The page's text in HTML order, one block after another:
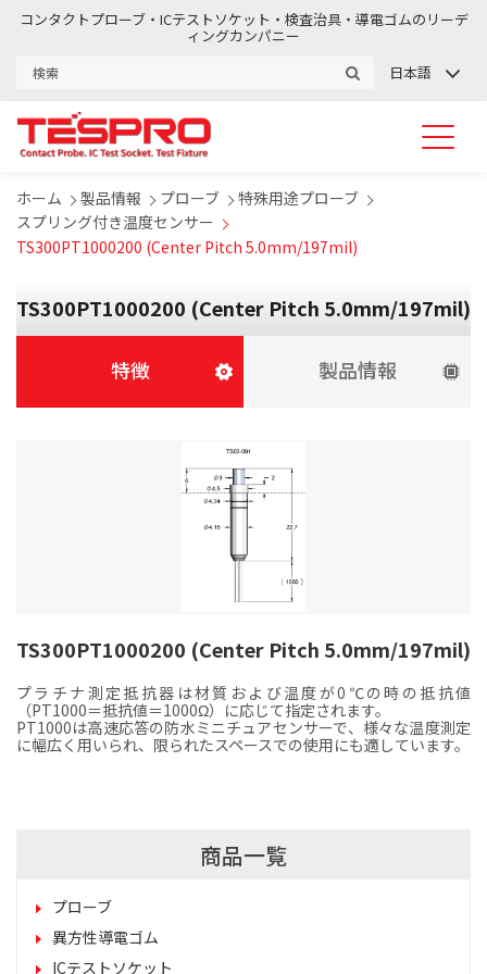
コンタクトプローブ・ICテストソケット・検査治具・導電ゴムのリーデ
ィングカンパニー
日本語
ホーム 製品情報 プローブ
特殊用途プローブ
スプリング付き温度センサー
TS300PT1000200 (Center Pitch 5.0mm/197mil)
TS300PT1000200 (Center Pitch 5.0mm/197mil)
特徴 製品情報
TS300PT1000200 (Center Pitch 5.0mm/197mil)
プラチナ測定抵抗器は材質および温度が0℃の時の抵抗値
（PT1000＝抵抗値＝1000Ω）に応じて指定されます。
PT1000は高速応答の防水ミニチュアセンサーで、様々な温度測定
に幅広く用いられ、限られたスペースでの使用にも適しています。
商品一覧
プローブ
異方性導電ゴム
ICテストソケット